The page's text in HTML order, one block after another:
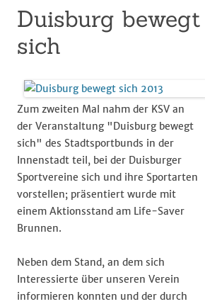
Duisburg bewegt
sich
Zum zweiten Mal nahm der KSV an
der Veranstaltung "Duisburg bewegt
sich" des Stadtsportbunds in der
Innenstadt teil, bei der Duisburger
Sportvereine sich und ihre Sportarten
vorstellen; präsentiert wurde mit
einem Aktionsstand am Life-Saver
Brunnen.
Neben dem Stand, an dem sich
Interessierte über unseren Verein
informieren konnten und der durch